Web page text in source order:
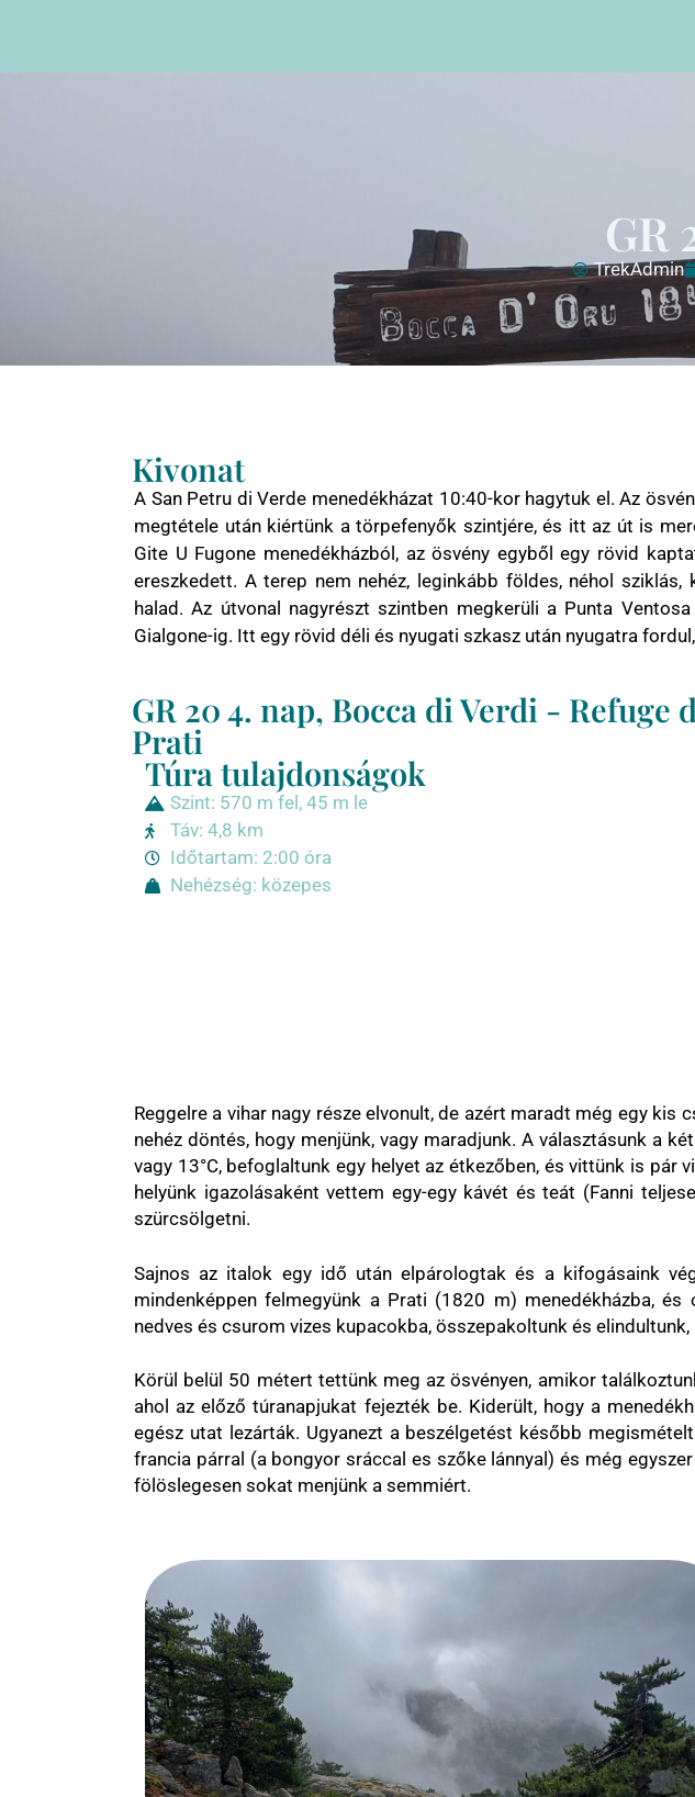
GR
TrekAdmin
Kivonat
A San Petru di Verde menedékházat 10:40-kor hagytuk el. Az
megtétele után kiértünk a törpefenyők szintjére, és itt az út is
Gite U Fugone menedékházból, az ösvény egyből egy rövid
ereszkedett. A terep nem nehéz, leginkább földes, néhol
halad. Az útvonal nagyrészt szintben megkerüli a Punta
Gialgone-ig. Itt egy rövid déli és nyugati szkasz után nyugatra
GR 20 4. nap, Bocca di Verdi - Refuge
Prati
Túra tulajdonságok
Szint: 570 m fel, 45 m le
Táv: 4,8 km
Időtartam: 2:00 óra
Nehézség: közepes
Reggelre a vihar nagy része elvonult, de azért maradt még egy
nehéz döntés, hogy menjünk, vagy maradjunk. A választásunk a
vagy 13°C, befoglaltunk egy helyet az étkezőben, és vittünk is
helyünk igazolásaként vettem egy-egy kávét és teát (Fanni
szürcsölgetni.
Sajnos az italok egy idő után elpárologtak és a kifogásaink
mindenképpen felmegyünk a Prati (1820 m) menedékházba,
nedves és csurom vizes kupacokba, összepakoltunk és
Körül belül 50 métert tettünk meg az ösvényen, amikor
ahol az előző túranapjukat fejezték be. Kiderült, hogy a
egész utat lezárták. Ugyanezt a beszélgetést később
francia párral (a bongyor sráccal es szőke lánnyal) és még
fölöslegesen sokat menjünk a semmiért.